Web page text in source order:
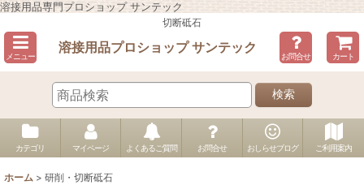
溶接用品専門プロショップ サンテック
切断砥石
メニュー
溶接用品プロショップ サンテック
お問合せ カート
検索
カテゴリ マイページ よくあるご質問 お問合せ おしらせブログ ご利用案内
ホーム > 研削・切断砥石